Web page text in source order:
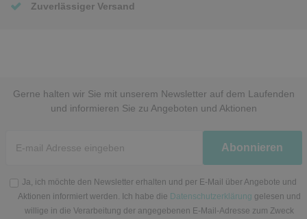
Zuverlässiger Versand
Gerne halten wir Sie mit unserem Newsletter auf dem Laufenden
und informieren Sie zu Angeboten und Aktionen
Honig
Abonnieren
Ja, ich möchte den Newsletter erhalten und per E-Mail über Angebote und
Aktionen informiert werden. Ich habe die Datenschutzerklärung gelesen und
willige in die Verarbeitung der angegebenen E-Mail-Adresse zum Zweck